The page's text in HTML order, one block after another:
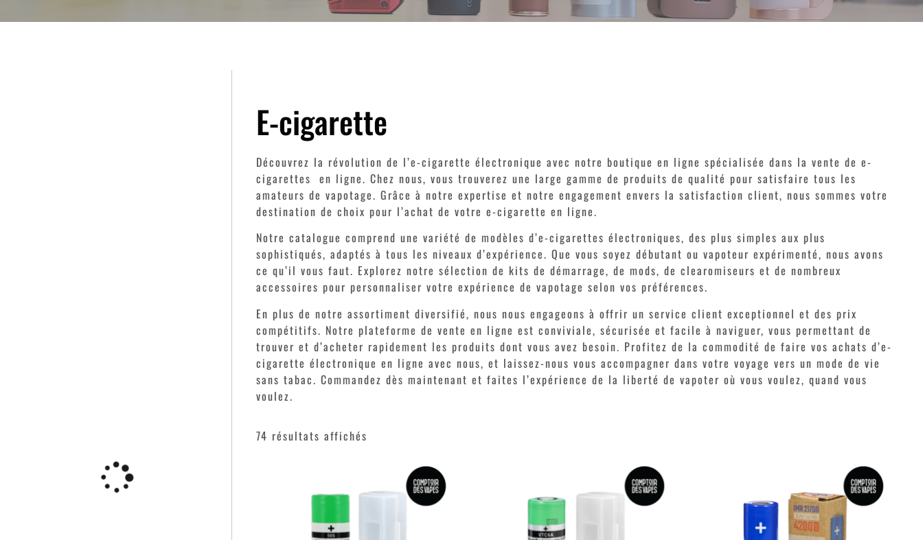
E-cigarette
Découvrez la révolution de l’e-cigarette électronique avec notre boutique en ligne spécialisée dans la vente de e-
cigarettes en ligne. Chez nous, vous trouverez une large gamme de produits de qualité pour satisfaire tous les
amateurs de vapotage. Grâce à notre expertise et notre engagement envers la satisfaction client, nous sommes votre
destination de choix pour l’achat de votre e-cigarette en ligne.
Notre catalogue comprend une variété de modèles d’e-cigarettes électroniques, des plus simples aux plus
sophistiqués, adaptés à tous les niveaux d’expérience. Que vous soyez débutant ou vapoteur expérimenté, nous avons
ce qu’il vous faut. Explorez notre sélection de kits de démarrage, de mods, de clearomiseurs et de nombreux
accessoires pour personnaliser votre expérience de vapotage selon vos préférences.
En plus de notre assortiment diversifié, nous nous engageons à offrir un service client exceptionnel et des prix
compétitifs. Notre plateforme de vente en ligne est conviviale, sécurisée et facile à naviguer, vous permettant de
trouver et d’acheter rapidement les produits dont vous avez besoin. Profitez de la commodité de faire vos achats d’e-
cigarette électronique en ligne avec nous, et laissez-nous vous accompagner dans votre voyage vers un mode de vie
sans tabac. Commandez dès maintenant et faites l’expérience de la liberté de vapoter où vous voulez, quand vous
voulez.
74 résultats affichés